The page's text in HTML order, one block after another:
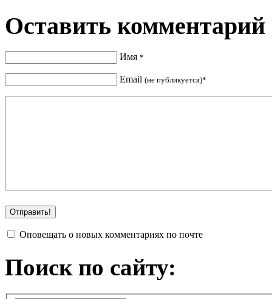
Оставить комментарий
Имя *
Email (не публикуется)*
Оповещать о новых комментариях по почте
Поиск по сайту: